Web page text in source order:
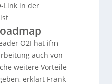
Link in der
O2I hat ifm
auch von
weitere Vorteile
erklärt Frank